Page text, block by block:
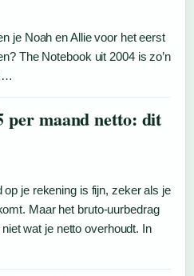
je Noah en Allie voor het eerst
The Notebook uit 2004 is zo’n
per maand netto: dit
je rekening is fijn, zeker als je
Maar het bruto-uurbedrag
wat je netto overhoudt. In